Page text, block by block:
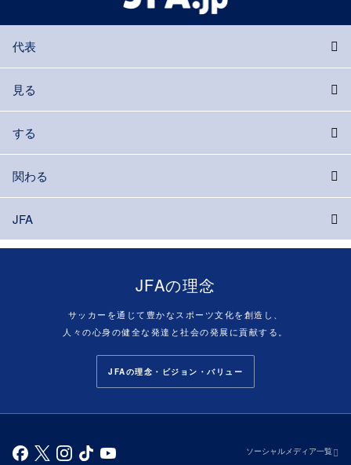
代表
見る
する
関わる
JFA
JFAの理念
サッカーを通じて豊かなスポーツ文化を創造し、
人々の心身の健全な発達と社会の発展に貢献する。
JFAの理念・ビジョン・バリュー
ソーシャルメディア一覧